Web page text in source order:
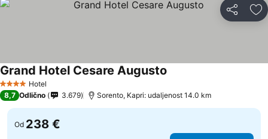
Deli
4 ZvezdiceHotel
Grand Hotel Cesare Augusto
8,7 Odlično 3.679 Sorento, Kapri: udaljenost 14.0 km
Od 238 €